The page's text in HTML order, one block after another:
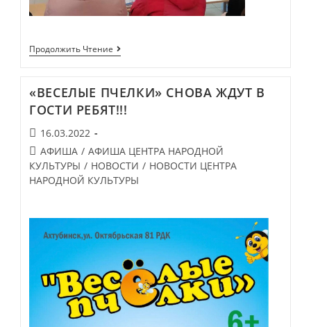
Продолжить Чтение Состоялось
Открытие
Детского
Конкурса
Изобразительного
Суслик»
«ВЕСЕЛЫЕ ПЧЕЛКИ» СНОВА ЖДУТ В
ГОСТИ РЕБЯТ!!!
Запись
опубликована:
16.03.2022
Post
category:
АФИША / АФИША ЦЕНТРА НАРОДНОЙ
КУЛЬТУРЫ / НОВОСТИ / НОВОСТИ ЦЕНТРА
НАРОДНОЙ КУЛЬТУРЫ